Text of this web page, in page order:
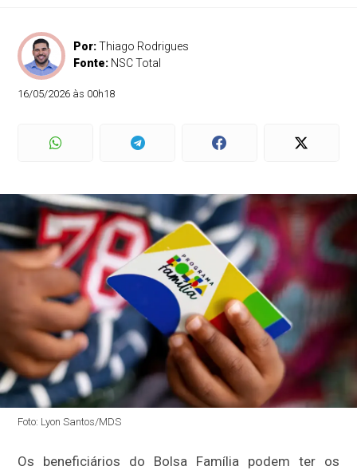
Por:Thiago Rodrigues
Fonte: NSC Total
16/05/2026 às 00h18
Foto: Lyon Santos/MDS
Os beneficiários do Bolsa Família podem ter os